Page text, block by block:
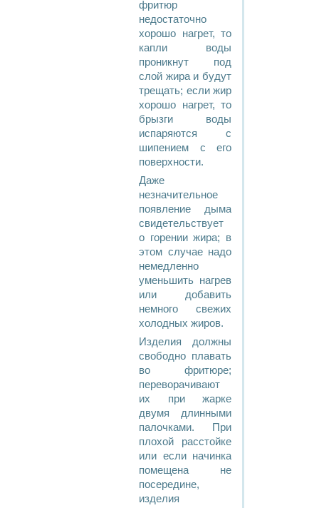
фритюр
недостаточно
хорошо нагрет, то
капли воды
проникнут под
слой жира и будут
трещать; если жир
хорошо нагрет, то
брызги воды
испаряются с
шипением с его
поверхности.
Даже
незначительное
появление дыма
свидетельствует
о горении жира; в
этом случае надо
немедленно
уменьшить нагрев
или добавить
немного свежих
холодных жиров.
Изделия должны
свободно плавать
во фритюре;
переворачивают
их при жарке
двумя длинными
палочками. При
плохой расстойке
или если начинка
помещена не
посередине,
изделия